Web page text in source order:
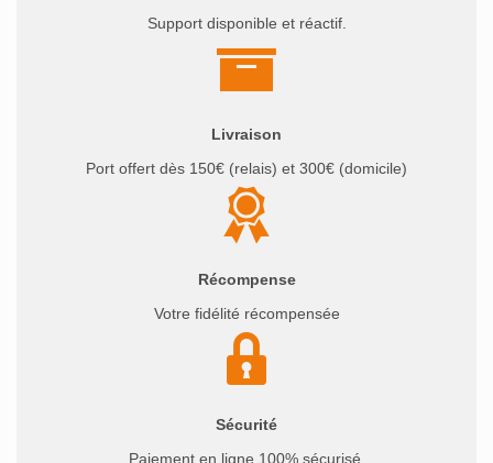
Support disponible et réactif.
Livraison
Port offert dès 150€ (relais) et 300€ (domicile)
Récompense
Votre fidélité récompensée
Sécurité
Paiement en ligne 100% sécurisé.